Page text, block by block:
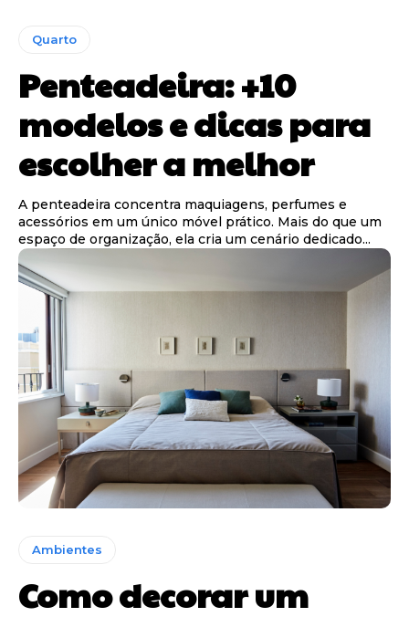
Quarto
Penteadeira: +10
modelos e dicas para
escolher a melhor
A penteadeira concentra maquiagens, perfumes e
acessórios em um único móvel prático. Mais do que um
espaço de organização, ela cria um cenário dedicado...
Ambientes
Como decorar um